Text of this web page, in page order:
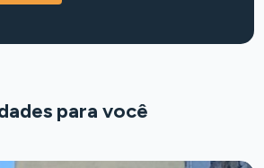
para você